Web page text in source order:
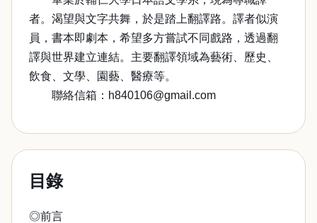
者。渴望與文字共舞，於是踏上翻譯路。譯者似演
員，書本即劇本，希望多方嘗試不同戲路，透過翻
譯與世界建立連結。主要翻譯領域為藝術、歷史、
飲食、文學、園藝、醫療等。
聯絡信箱：h840106@gmail.com
目錄
◎前言